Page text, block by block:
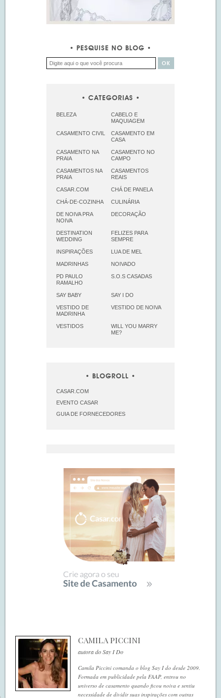
PESQUISE NO BLOG
CATEGORIAS
BELEZA
CABELO E
MAQUIAGEM
CASAMENTO CIVIL
CASAMENTO EM
CASA
CASAMENTO NA
PRAIA
CASAMENTO NO
CAMPO
CASAMENTOS NA
PRAIA
CASAMENTOS
REAIS
CASAR.COM CHÁ DE PANELA
CHÁ-DE-COZINHA CULINÁRIA
DE NOIVA PRA
NOIVA
DECORAÇÃO
DESTINATION
WEDDING
FELIZES PARA
SEMPRE
INSPIRAÇÕES LUA DE MEL
MADRINHAS NOIVADO
PD PAULO
RAMALHO
S.O.S CASADAS
SAY BABY SAY I DO
VESTIDO DE
MADRINHA
VESTIDO DE NOIVA
VESTIDOS
WILL YOU MARRY
ME?
BLOGROLL
CASAR.COM
EVENTO CASAR
GUIA DE FORNECEDORES
CAMILA PICCINI
autora do Say I Do
Camila Piccini comanda o blog Say I do desde 2009.
Formada em publicidade pela FAAP, entrou no
universo de casamento quando ficou noiva e sentiu
necessidade de dividir suas inspirações com outras